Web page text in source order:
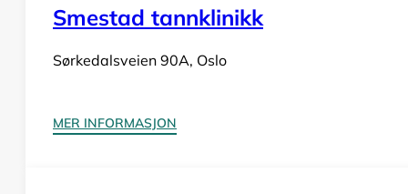
Smestad tannklinikk
Sørkedalsveien 90A, Oslo
MER INFORMASJON